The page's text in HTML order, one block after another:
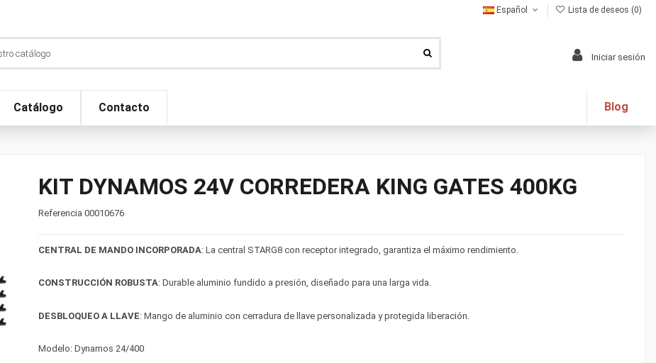
Español Lista de deseos (0)
Iniciar sesión
Catálogo Contacto Blog
KIT DYNAMOS 24V CORREDERA KING GATES 400KG
Referencia 00010676
CENTRAL DE MANDO INCORPORADA: La central STARG8 con receptor integrado, garantiza el máximo rendimiento.
CONSTRUCCIÓN ROBUSTA: Durable aluminio fundido a presión, diseñado para una larga vida.
DESBLOQUEO A LLAVE: Mango de aluminio con cerradura de llave personalizada y protegida liberación.
Modelo: Dynamos 24/400